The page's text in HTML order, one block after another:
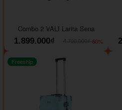
Combo 2 VALI Larita Sena
1.899.000₫
-60%
Freeship